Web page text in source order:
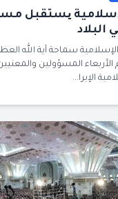
یستقبل
الإسلامية سماحة آية الله
الأربعاء المسؤولين
الإيرا...